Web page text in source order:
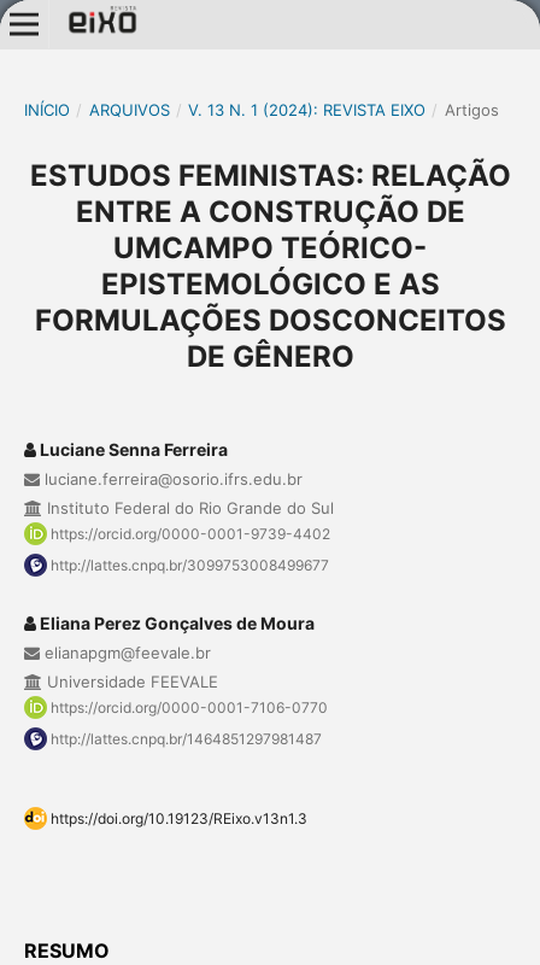
INÍCIO / ARQUIVOS / V. 13 N. 1 (2024): REVISTA EIXO / Artigos
ESTUDOS FEMINISTAS: RELAÇÃO
ENTRE A CONSTRUÇÃO DE
UMCAMPO TEÓRICO-
EPISTEMOLÓGICO E AS
FORMULAÇÕES DOSCONCEITOS
DE GÊNERO
Luciane Senna Ferreira
luciane.ferreira@osorio.ifrs.edu.br
Instituto Federal do Rio Grande do Sul
https://orcid.org/0000-0001-9739-4402
http://lattes.cnpq.br/3099753008499677
Eliana Perez Gonçalves de Moura
elianapgm@feevale.br
Universidade FEEVALE
https://orcid.org/0000-0001-7106-0770
http://lattes.cnpq.br/1464851297981487
https://doi.org/10.19123/REixo.v13n1.3
RESUMO